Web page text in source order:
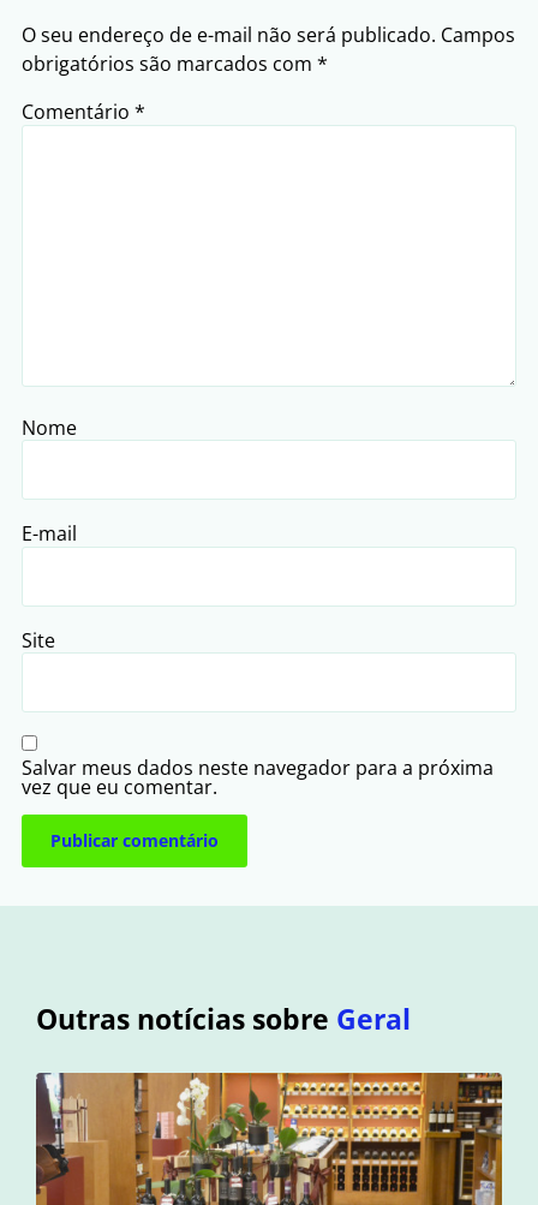
O seu endereço de e-mail não será publicado. Campos
obrigatórios são marcados com *
Comentário *
Nome
E-mail
Site
Salvar meus dados neste navegador para a próxima
vez que eu comentar.
Outras notícias sobre Geral